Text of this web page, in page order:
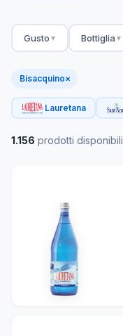
Gusto ▼ Bottiglia ▼
Bisacquino×
Lauretana
1.156 prodotti disponibili